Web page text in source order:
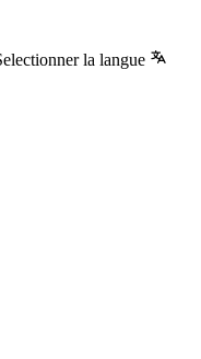
la langue